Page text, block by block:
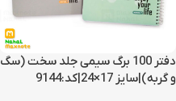
دفتر 100 برگ سیمی جلد سخت (سگ
و گربه)|سایز 17×24|کد:9144